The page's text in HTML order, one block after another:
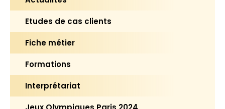
Etudes de cas clients
Fiche métier
Formations
Interprétariat